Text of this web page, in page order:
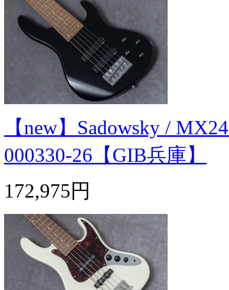
【new】Sadowsky /
000330-26【GIB兵庫】
172,975円